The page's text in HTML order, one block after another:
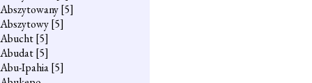
Abszytowany[5]
Abszytowy[5]
Abucht[5]
Abudat[5]
Abu-Ipahia[5]